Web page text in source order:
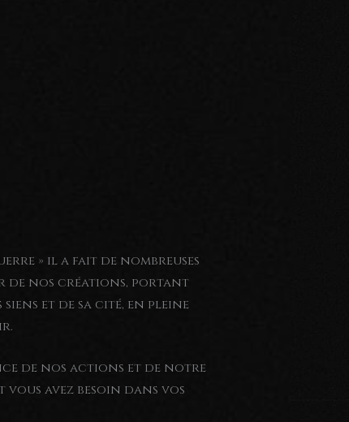
» il a fait de nombreuses
de nos créations, portant
et de sa cité, en pleine
de nos actions et de notre
avez besoin dans vos